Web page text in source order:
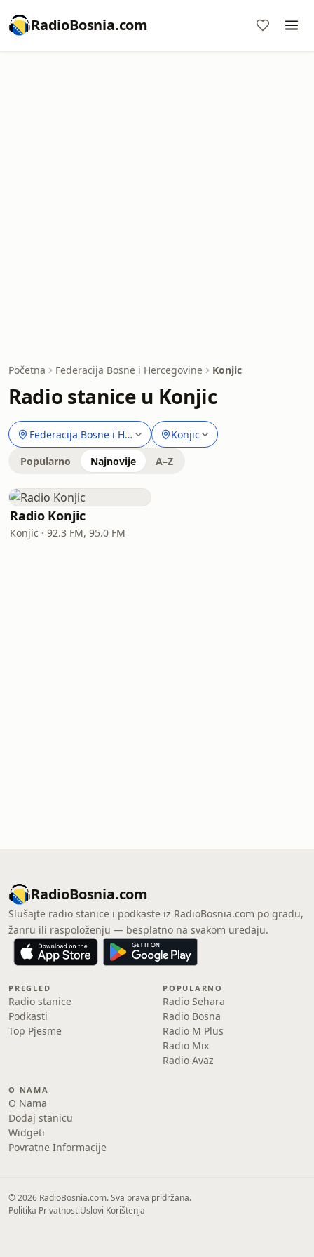
RadioBosnia.com
Početna Federacija Bosne i Hercegovine Konjic
Radio stanice u Konjic
Federacija Bosne i HercegovineKonjic
Popularno Najnovije A–Z
Radio Konjic
Konjic · 92.3 FM, 95.0 FM
RadioBosnia.com
Slušajte radio stanice i podkaste iz RadioBosnia.com po gradu,
žanru ili raspoloženju — besplatno na svakom uređaju.
PREGLED
Radio stanice
Podkasti
Top Pjesme
POPULARNO
Radio Sehara
Radio Bosna
Radio M Plus
Radio Mix
Radio Avaz
O NAMA
O Nama
Dodaj stanicu
Widgeti
Povratne Informacije
© 2026 RadioBosnia.com. Sva prava pridržana.
Politika PrivatnostiUslovi Korištenja